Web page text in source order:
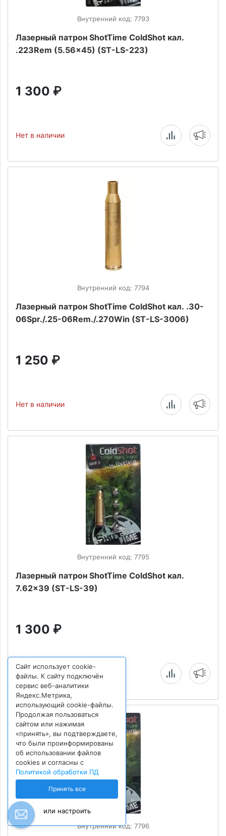
Внутренний код: 7793
Лазерный патрон ShotTime ColdShot кал.
.223Rem (5.56x45) (ST-LS-223)
1 300 ₽
Нет в наличии
Внутренний код: 7794
Лазерный патрон ShotTime ColdShot кал. .30-
06Spr./.25-06Rem./.270Win (ST-LS-3006)
1 250 ₽
Нет в наличии
Внутренний код: 7795
Лазерный патрон ShotTime ColdShot кал.
7.62x39 (ST-LS-39)
1 300 ₽
Нет в наличии
Внутренний код: 7796
Сайт использует cookie-
файлы. К сайту подключён
сервис веб-аналитики
Яндекс.Метрика,
использующий cookie-файлы.
Продолжая пользоваться
сайтом или нажимая
«принять», вы подтверждаете,
что были проинформированы
об использовании файлов
cookies и согласны с
Политикой обработки ПД
Принять все
или настроить